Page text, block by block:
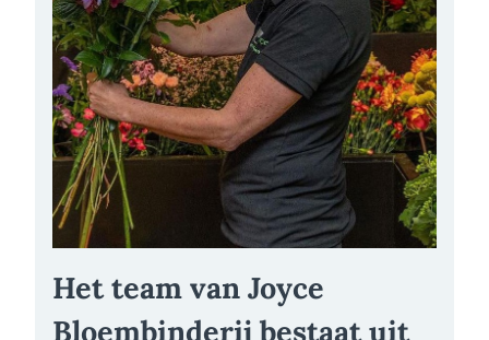
Het team van Joyce
Bloembinderij bestaat uit